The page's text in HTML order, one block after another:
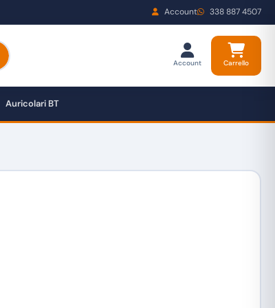
Account 338 887 4507
Account Carrello
Auricolari BT